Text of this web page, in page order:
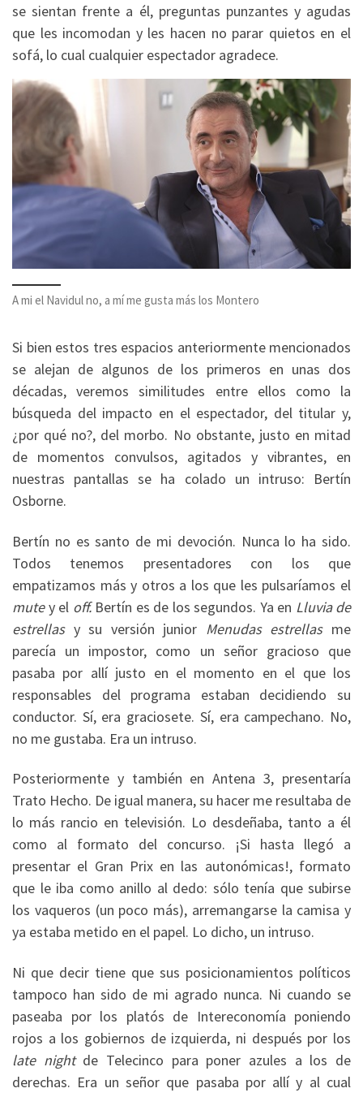
se sientan frente a él, preguntas punzantes y agudas
que les incomodan y les hacen no parar quietos en el
sofá, lo cual cualquier espectador agradece.
A mi el Navidul no, a mí me gusta más los Montero
Si bien estos tres espacios anteriormente mencionados
se alejan de algunos de los primeros en unas dos
décadas, veremos similitudes entre ellos como la
búsqueda del impacto en el espectador, del titular y,
¿por qué no?, del morbo. No obstante, justo en mitad
de momentos convulsos, agitados y vibrantes, en
nuestras pantallas se ha colado un intruso: Bertín
Osborne.
Bertín no es santo de mi devoción. Nunca lo ha sido.
Todos tenemos presentadores con los que
empatizamos más y otros a los que les pulsaríamos el
mutey el off. Bertín es de los segundos. Ya en Lluvia de
estrellasy su versión junior Menudas estrellasme
parecía un impostor, como un señor gracioso que
pasaba por allí justo en el momento en el que los
responsables del programa estaban decidiendo su
conductor. Sí, era graciosete. Sí, era campechano. No,
no me gustaba. Era un intruso.
Posteriormente y también en Antena 3, presentaría
Trato Hecho. De igual manera, su hacer me resultaba de
lo más rancio en televisión. Lo desdeñaba, tanto a él
como al formato del concurso. ¡Si hasta llegó a
presentar el Gran Prix en las autonómicas!, formato
que le iba como anillo al dedo: sólo tenía que subirse
los vaqueros (un poco más), arremangarse la camisa y
ya estaba metido en el papel. Lo dicho, un intruso.
Ni que decir tiene que sus posicionamientos políticos
tampoco han sido de mi agrado nunca. Ni cuando se
paseaba por los platós de Intereconomía poniendo
rojos a los gobiernos de izquierda, ni después por los
late nightde Telecinco para poner azules a los de
derechas. Era un señor que pasaba por allí y al cual